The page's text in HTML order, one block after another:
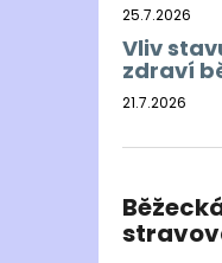
25.7.2026
Vliv
zdraví
21.7.2026